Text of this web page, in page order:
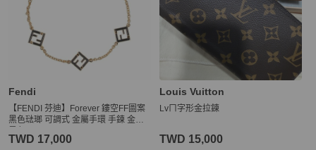
Fendi
【FENDI 芬迪】Forever 鏤空FF圖案
黑色琺瑯 可調式 金屬手環 手鍊 金色
TWD 17,000
Louis Vuitton
Lvㄇ字形金拉鍊
TWD 15,000